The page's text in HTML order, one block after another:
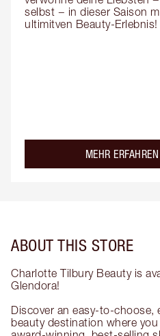
selbst − in dieser Saison
ultimitven Beauty-Erlebnis!
MEHR ERFAHREN
ABOUT THIS STORE
Charlotte Tilbury Beauty is
Glendora!
Discover an easy-to-
beauty destination where